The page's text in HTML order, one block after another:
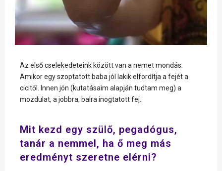
Az első cselekedeteink között van a nemet mondás.
Amikor egy szoptatott baba jól lakik elfordítja a fejét a
cicitől. Innen jön (kutatásaim alapján tudtam meg) a
mozdulat, a jobbra, balra inogtatott fej.
Mit kezd egy szülő, pegadógus,
tanár a nemmel, ha ő meg más
eredményt szeretne elérni?